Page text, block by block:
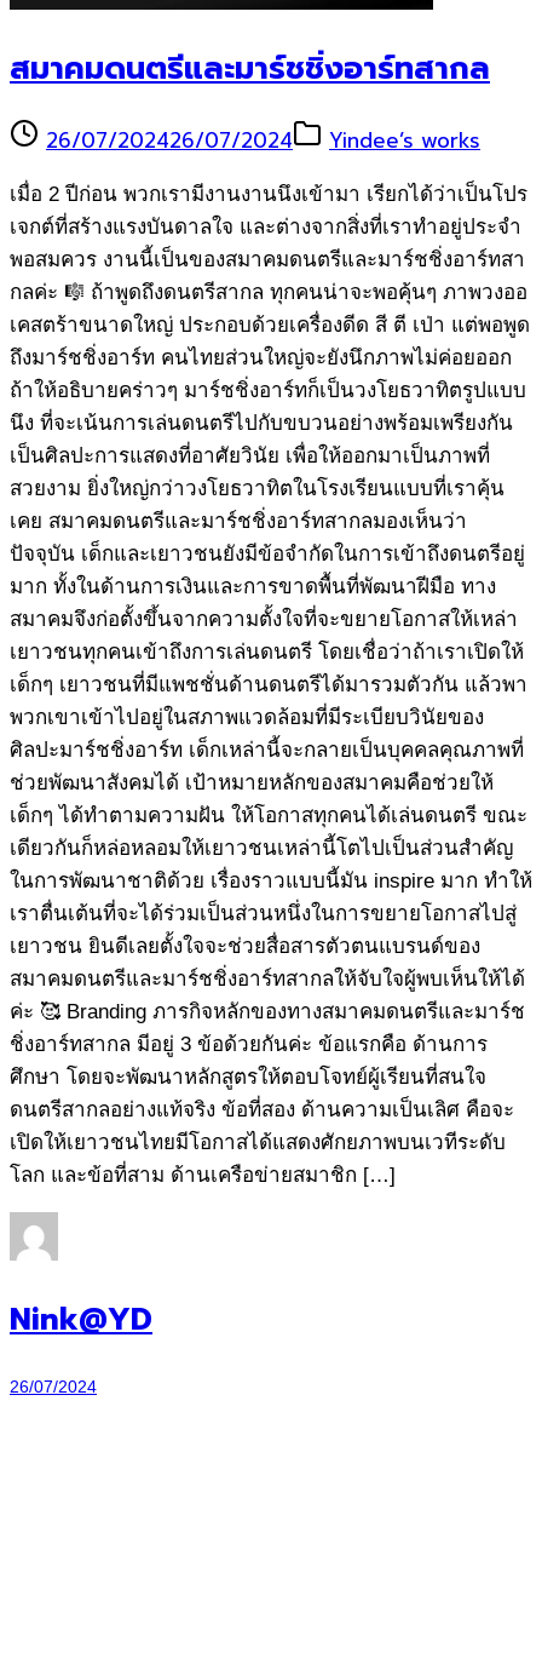
สมาคมดนตรีและมาร์ชชิ่งอาร์ทสากล
26/07/202426/07/2024 Yindee’s works
เมื่อ 2 ปีก่อน พวกเรามีงานงานนึงเข้ามา เรียกได้ว่าเป็นโปร
เจกต์ที่สร้างแรงบันดาลใจ และต่างจากสิ่งที่เราทำอยู่ประจำ
พอสมควร งานนี้เป็นของสมาคมดนตรีและมาร์ชชิ่งอาร์ทสา
กลค่ะ 🎼 ถ้าพูดถึงดนตรีสากล ทุกคนน่าจะพอคุ้นๆ ภาพวงออ
เคสตร้าขนาดใหญ่ ประกอบด้วยเครื่องดีด สี ตี เป่า แต่พอพูด
ถึงมาร์ชชิ่งอาร์ท คนไทยส่วนใหญ่จะยังนึกภาพไม่ค่อยออก
ถ้าให้อธิบายคร่าวๆ มาร์ชชิ่งอาร์ทก็เป็นวงโยธวาทิตรูปแบบ
นึง ที่จะเน้นการเล่นดนตรีไปกับขบวนอย่างพร้อมเพรียงกัน
เป็นศิลปะการแสดงที่อาศัยวินัย เพื่อให้ออกมาเป็นภาพที่
สวยงาม ยิ่งใหญ่กว่าวงโยธวาทิตในโรงเรียนแบบที่เราคุ้น
เคย สมาคมดนตรีและมาร์ชชิ่งอาร์ทสากลมองเห็นว่า
ปัจจุบัน เด็กและเยาวชนยังมีข้อจำกัดในการเข้าถึงดนตรีอยู่
มาก ทั้งในด้านการเงินและการขาดพื้นที่พัฒนาฝีมือ ทาง
สมาคมจึงก่อตั้งขึ้นจากความตั้งใจที่จะขยายโอกาสให้เหล่า
เยาวชนทุกคนเข้าถึงการเล่นดนตรี โดยเชื่อว่าถ้าเราเปิดให้
เด็กๆ เยาวชนที่มีแพชชั่นด้านดนตรีได้มารวมตัวกัน แล้วพา
พวกเขาเข้าไปอยู่ในสภาพแวดล้อมที่มีระเบียบวินัยของ
ศิลปะมาร์ชชิ่งอาร์ท เด็กเหล่านี้จะกลายเป็นบุคคลคุณภาพที่
ช่วยพัฒนาสังคมได้ เป้าหมายหลักของสมาคมคือช่วยให้
เด็กๆ ได้ทำตามความฝัน ให้โอกาสทุกคนได้เล่นดนตรี ขณะ
เดียวกันก็หล่อหลอมให้เยาวชนเหล่านี้โตไปเป็นส่วนสำคัญ
ในการพัฒนาชาติด้วย เรื่องราวแบบนี้มัน inspire มาก ทำให้
เราตื่นเต้นที่จะได้ร่วมเป็นส่วนหนึ่งในการขยายโอกาสไปสู่
เยาวชน ยินดีเลยตั้งใจจะช่วยสื่อสารตัวตนแบรนด์ของ
สมาคมดนตรีและมาร์ชชิ่งอาร์ทสากลให้จับใจผู้พบเห็นให้ได้
ค่ะ 🥰 Branding ภารกิจหลักของทางสมาคมดนตรีและมาร์ช
ชิ่งอาร์ทสากล มีอยู่ 3 ข้อด้วยกันค่ะ ข้อแรกคือ ด้านการ
ศึกษา โดยจะพัฒนาหลักสูตรให้ตอบโจทย์ผู้เรียนที่สนใจ
ดนตรีสากลอย่างแท้จริง ข้อที่สอง ด้านความเป็นเลิศ คือจะ
เปิดให้เยาวชนไทยมีโอกาสได้แสดงศักยภาพบนเวทีระดับ
โลก และข้อที่สาม ด้านเครือข่ายสมาชิก […]
Nink@YD
26/07/2024